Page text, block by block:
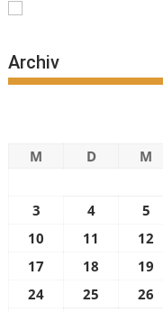
Archiv
M D M
3
4 5
10
11 12
17
18 19
24
25 26